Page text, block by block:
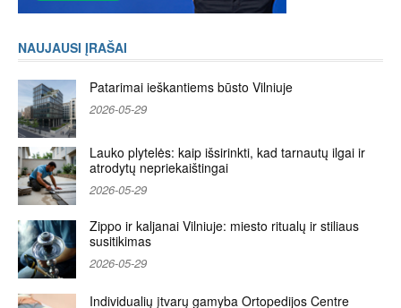
NAUJAUSI ĮRAŠAI
Patarimai ieškantiems būsto Vilniuje
2026-05-29
Lauko plytelės: kaip išsirinkti, kad tarnautų ilgai ir
atrodytų nepriekaištingai
2026-05-29
Zippo ir kaljanai Vilniuje: miesto ritualų ir stiliaus
susitikimas
2026-05-29
Individualių įtvarų gamyba Ortopedijos Centre